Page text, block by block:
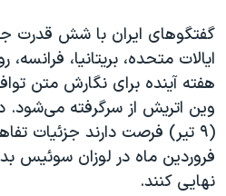
همایش محافظه‌کاران آمریکا
صفحه‌های ویژه
سفر پرزیدنت ترامپ به چین
ایالات متحده، بریتانیا،
هفته آینده برای نگارش متن
وین اتریش از سرگرفته می‌شود.
(۹ تیر) فرصت دارند جزئیات
فروردین ماه در لوزان سوئیس
نهایی کنند.